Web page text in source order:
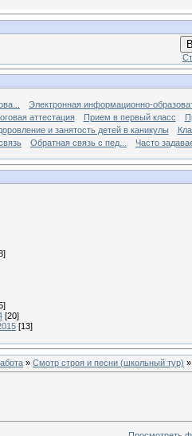
Электронная информационно-
аттестация Прием в первый класс
и занятость детей в каникулы
Обратная связь с пед... Часто
[20]
[13]
» Смотр строя и песни (школьный тур)